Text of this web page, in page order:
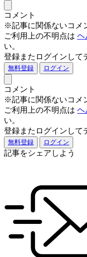
コメント
※記事に関係ないコメ
ご利用上の不明点は ヘ
い。
登録またログインして
無料登録 ログイン
コメント
※記事に関係ないコメ
ご利用上の不明点は ヘ
い。
登録またログインして
無料登録 ログイン
記事をシェアしよう